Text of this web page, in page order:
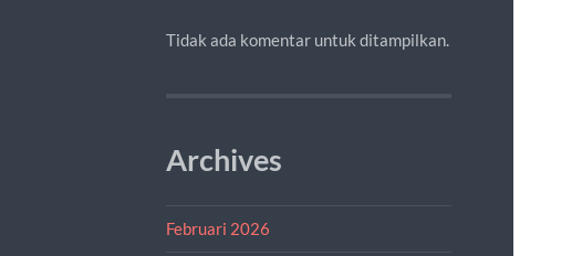
Tidak ada komentar untuk ditampilkan.
Archives
Februari 2026